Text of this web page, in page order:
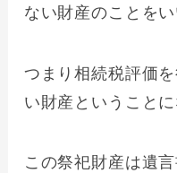
ない財産のことをい
つまり相続税評価
い財産ということに
この祭祀財産は遺